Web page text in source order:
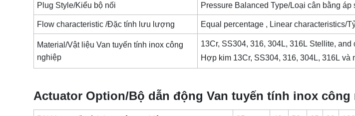
Plug Style/Kiểu bộ nối Pressure Balanced Type/Loại cân bằng áp
Flow characteristic /Đặc tính lưu lượng Equal percentage , Linear characteristics/
Material/Vật liệu Van tuyến tính inox công
nghiệp
13Cr, SS304, 316, 304L, 316L Stellite, and
Hợp kim 13Cr, SS304, 316, 304L, 316L và
Actuator Option/Bộ dẫn động Van tuyến tính inox công